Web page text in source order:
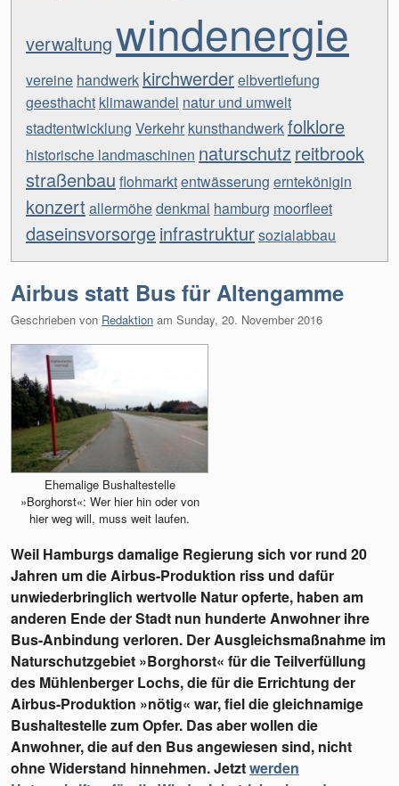
verwaltungwindenergie
vereine handwerk kirchwerderelbvertiefung
geesthacht klimawandel natur und umwelt
stadtentwicklung Verkehr kunsthandwerkfolklore
historische landmaschinen naturschutzreitbrook
straßenbau flohmarktentwässerung erntekönigin
konzert allermöhedenkmal hamburg moorfleet
daseinsvorsorgeinfrastruktursozialabbau
Airbus statt Bus für Altengamme
Geschrieben von Redaktion am Sunday, 20. November 2016
Ehemalige Bushaltestelle
»Borghorst«: Wer hier hin oder von
hier weg will, muss weit laufen.
Weil Hamburgs damalige Regierung sich vor rund 20
Jahren um die Airbus-Produktion riss und dafür
unwiederbringlich wertvolle Natur opferte, haben am
anderen Ende der Stadt nun hunderte Anwohner ihre
Bus-Anbindung verloren. Der Ausgleichsmaßnahme im
Naturschutzgebiet »Borghorst« für die Teilverfüllung
des Mühlenberger Lochs, die für die Errichtung der
Airbus-Produktion »nötig« war, fiel die gleichnamige
Bushaltestelle zum Opfer. Das aber wollen die
Anwohner, die auf den Bus angewiesen sind, nicht
ohne Widerstand hinnehmen. Jetztwerden